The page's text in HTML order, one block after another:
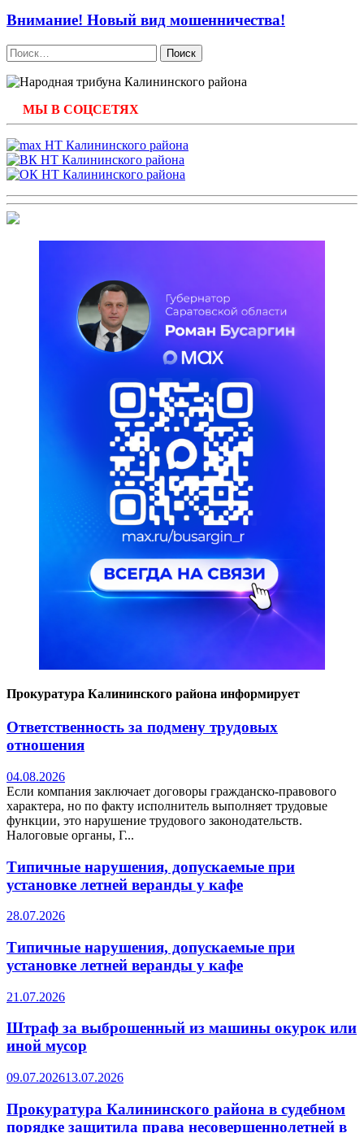
Внимание! Новый вид мошенничества!
Найти:
МЫ В СОЦСЕТЯХ
Прокуратура Калининского района информирует
Ответственность за подмену трудовых
отношения
04.08.2026
Если компания заключает договоры гражданско-правового
характера, но по факту исполнитель выполняет трудовые
функции, это нарушение трудового законодательств.
Налоговые органы, Г...
Типичные нарушения, допускаемые при
установке летней веранды у кафе
28.07.2026
Типичные нарушения, допускаемые при
установке летней веранды у кафе
21.07.2026
Штраф за выброшенный из машины окурок или
иной мусор
09.07.202613.07.2026
Прокуратура Калининского района в судебном
порядке защитила права несовершеннолетней в